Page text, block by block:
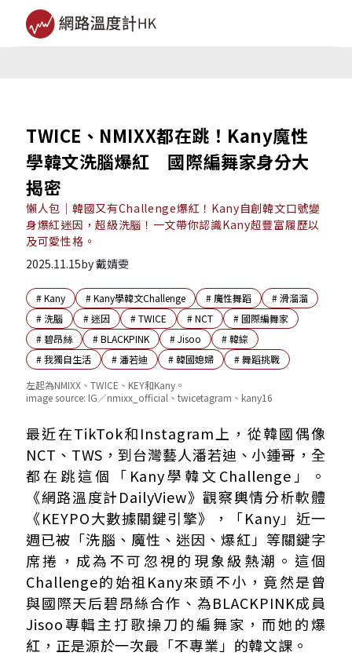
TWICE、NMIXX都在跳！Kany魔性
學韓文洗腦爆紅 國際編舞家身分大
揭密
懶人包｜韓國又有Challenge爆紅！Kany自創韓文口號變
身爆紅迷因，超級洗腦！一文帶你認識Kany超豐富履歷以
及可愛性格。
2025.11.15by戴婧雯
#Kany #Kany學韓文Challenge # 魔性舞蹈 #滑溜溜
# 洗腦 #迷因 #TWICE #NCT #國際編舞家
# 碧昂絲 #BLACKPINK #Jisoo #韓綜
#我獨自生活 #潘若迪 #韓國媳婦 #舞蹈挑戰
左起為NMIXX、TWICE、KEY和Kany。
image source: IG／nmixx_official、twicetagram、kany16
魔性口號＋編舞爆紅！搭配電子鼓直接成為熱門挑戰
Kany是誰？傳奇編舞家與外籍媳婦的雙重魅力
最近在TikTok和Instagram上，從韓國偶像
NCT、TWS，到台灣藝人潘若迪、小鍾哥，全
都在跳這個「Kany學韓文Challenge」。
《網路溫度計DailyView》觀察輿情分析軟體
《KEYPO大數據關鍵引擎》，「Kany」近一
週已被「洗腦、魔性、迷因、爆紅」等關鍵字
席捲，成為不可忽視的現象級熱潮。這個
Challenge的始祖Kany來頭不小，竟然是曾
與國際天后碧昂絲合作、為BLACKPINK成員
Jisoo專輯主打歌操刀的編舞家，而她的爆
紅，正是源於一次最「不專業」的韓文課。